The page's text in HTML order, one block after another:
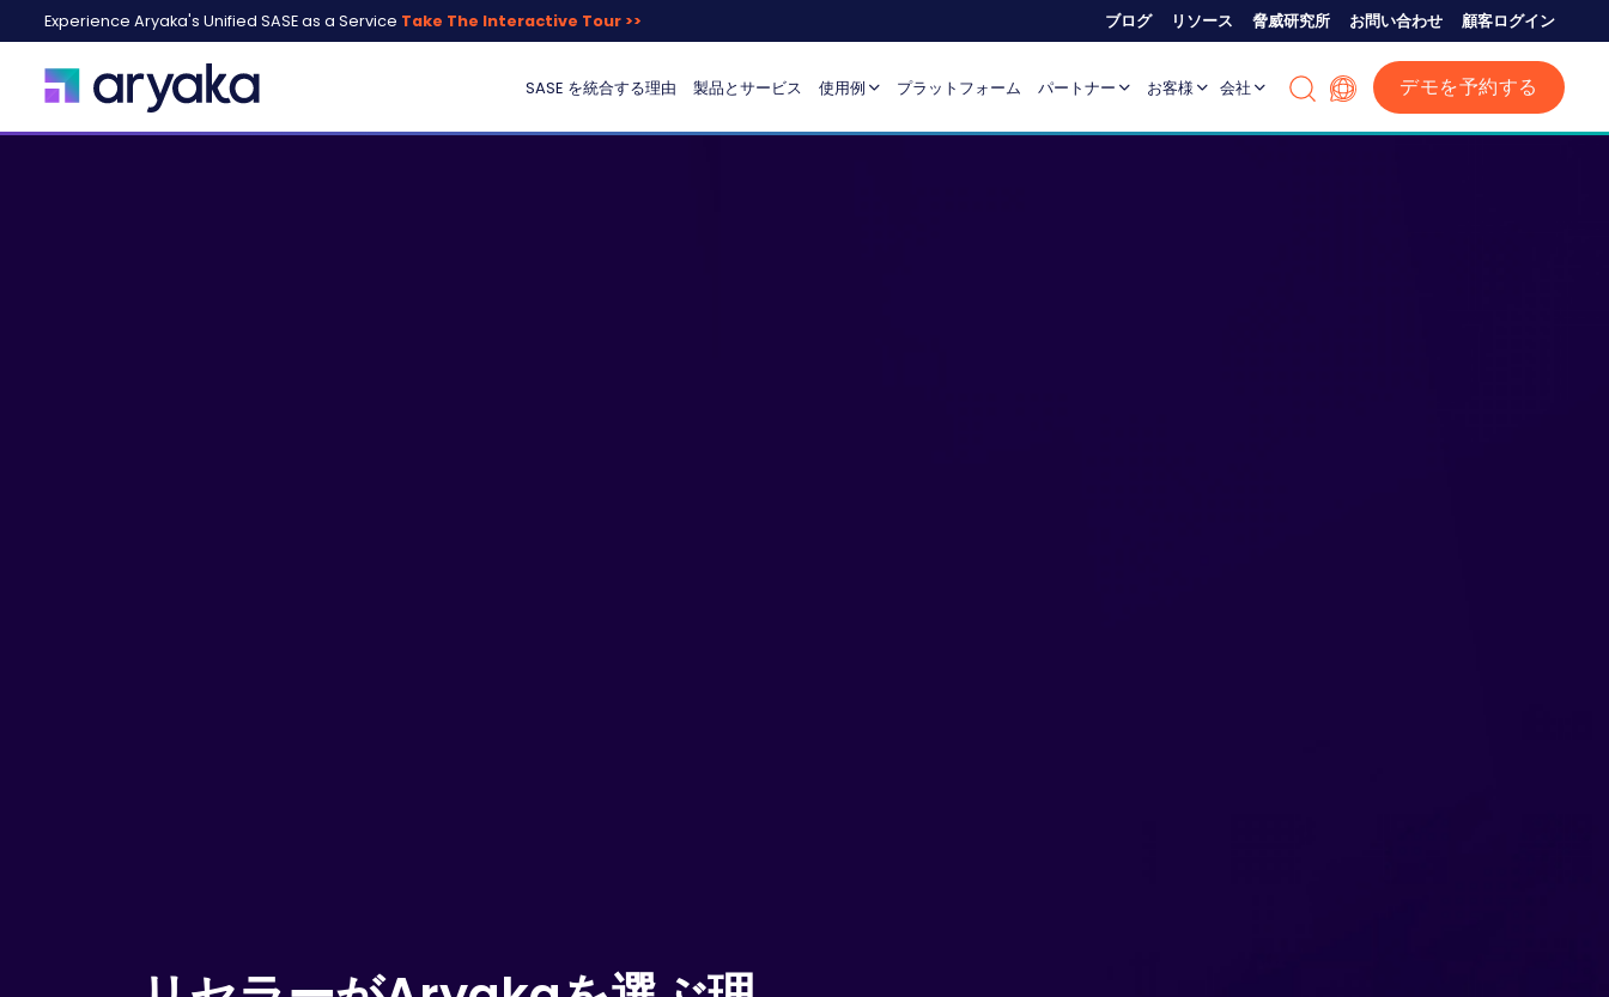
Experience Aryaka's Unified SASE as a Service Take The Interactive Tour >> ブログ リソース 脅威研究所 お問い合わせ 顧客ログイン
SASE を統合する理由 製品とサービス 使用例 プラットフォーム パートナー お客様 会社 デモを予約する